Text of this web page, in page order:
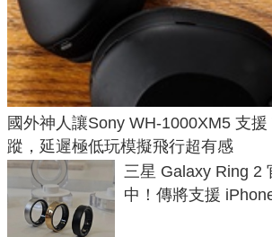
國外神人讓Sony WH-1000XM5 支
蹤，延遲極低玩模擬飛行超有感
三星 Galaxy Ring 2
中！傳將支援